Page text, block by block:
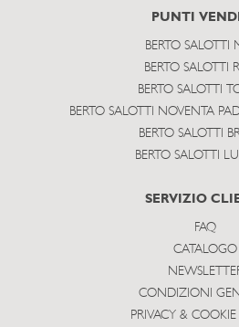
PUNTI
BERTO SALOTTI
BERTO SALOTTI
BERTO SALOTTI
BERTO SALOTTI NOVENTA
BERTO SALOTTI
BERTO SALOTTI
SERVIZIO
FAQ
CATALOGO
CONDIZIONI
PRIVACY &